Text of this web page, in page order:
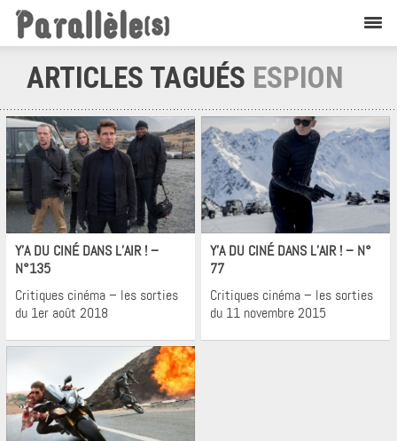
ARTICLES TAGUÉS ESPION
Cinéma
Y’A DU CINÉ DANS L’AIR ! –
N°135
Critiques cinéma – les sorties
du 1er août 2018
Cinéma
Y’A DU CINÉ DANS L’AIR ! – N°
77
Critiques cinéma – les sorties
du 11 novembre 2015